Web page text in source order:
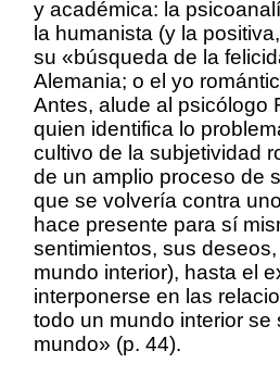
y académica: la
la humanista (y la
su «búsqueda de la
Alemania; o el yo
Antes, alude al psicólogo
quien identifica lo
cultivo de la subjetividad
de un amplio proceso de
que se volvería contra
hace presente para sí
sentimientos, sus
mundo interior), hasta el
interponerse en las
todo un mundo interior se
mundo» (p. 44).